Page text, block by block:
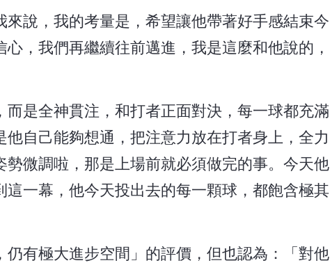
說，我的考量是，希望讓他帶著好手感結束今
，我們再繼續往前邁進，我是這麼和他說的，
是全神貫注，和打者正面對決，每一球都充滿
自己能夠想通，把注意力放在打者身上，全力
微調啦，那是上場前就必須做完的事。今天他
一幕，他今天投出去的每一顆球，都飽含極其
有極大進步空間」的評價，但也認為：「對他